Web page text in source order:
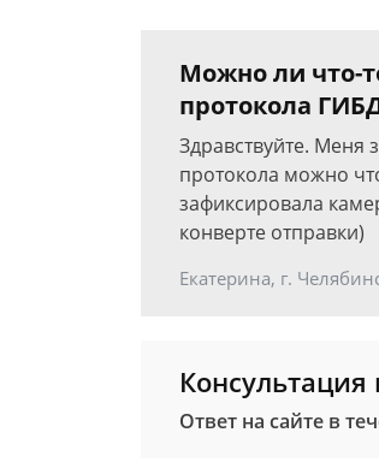
Можно ли что-
протокола
Здравствуйте. Меня
протокола можно
зафиксировала
конверте отправки)
Екатерина, г.
Ответ на сайте в